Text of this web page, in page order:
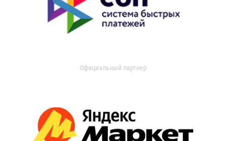
Официальный партнер